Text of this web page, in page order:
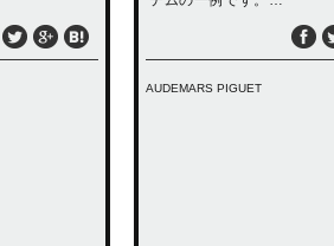
AUDEMARS PIGUET